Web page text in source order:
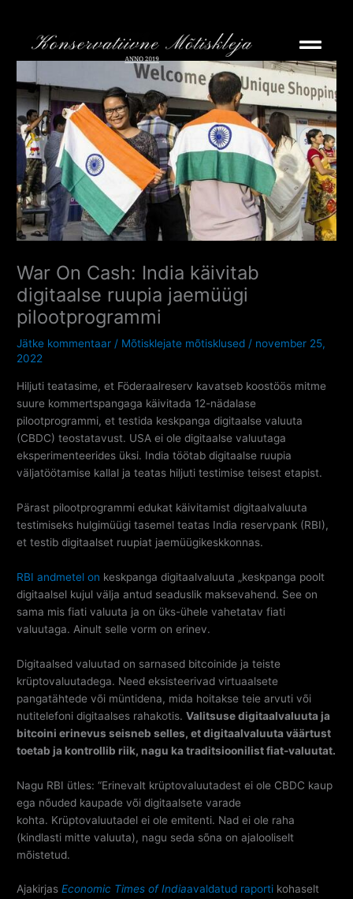
content
War On Cash: India käivitab
digitaalse ruupia jaemüügi
pilootprogrammi
Jätke kommentaar / Mõtisklejate mõtisklused / november 25,
2022
Hiljuti teatasime, et Föderaalreserv kavatseb koostöös mitme
suure kommertspangaga käivitada 12-nädalase
pilootprogrammi, et testida keskpanga digitaalse valuuta
(CBDC) teostatavust. USA ei ole digitaalse valuutaga
eksperimenteerides üksi. India töötab digitaalse ruupia
väljatöötamise kallal ja teatas hiljuti testimise teisest etapist.
Pärast pilootprogrammi edukat käivitamist digitaalvaluuta
testimiseks hulgimüügi tasemel teatas India reservpank (RBI),
et testib digitaalset ruupiat jaemüügikeskkonnas.
RBI andmetel on keskpanga digitaalvaluuta „keskpanga poolt
digitaalsel kujul välja antud seaduslik maksevahend. See on
sama mis fiati valuuta ja on üks-ühele vahetatav fiati
valuutaga. Ainult selle vorm on erinev.
Digitaalsed valuutad on sarnased bitcoinide ja teiste
krüptovaluutadega. Need eksisteerivad virtuaalsete
pangatähtede või müntidena, mida hoitakse teie arvuti või
nutitelefoni digitaalses rahakotis.Valitsuse digitaalvaluuta ja
bitcoini erinevus seisneb selles, et digitaalvaluuta väärtust
toetab ja kontrollib riik, nagu ka traditsioonilist fiat-valuutat.
Nagu RBI ütles: “Erinevalt krüptovaluutadest ei ole CBDC kaup
ega nõuded kaupade või digitaalsete varade
kohta. Krüptovaluutadel ei ole emitenti. Nad ei ole raha
(kindlasti mitte valuuta), nagu seda sõna on ajalooliselt
mõistetud.
AjakirjasEconomic Times of Indiaavaldatud raporti kohaselt